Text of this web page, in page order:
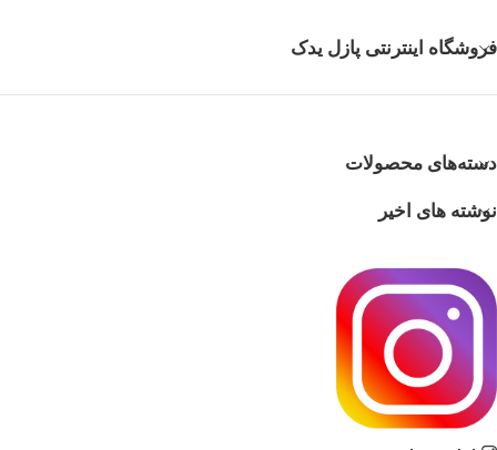
فروشگاه اینترنتی پازل یدک
دسته‌های محصولات
نوشته های اخیر